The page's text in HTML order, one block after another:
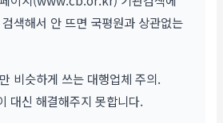
색해서 안 뜨면 국평원과 상관없는
비슷하게 쓰는 대행업체 주의.
대신 해결해주지 못합니다.